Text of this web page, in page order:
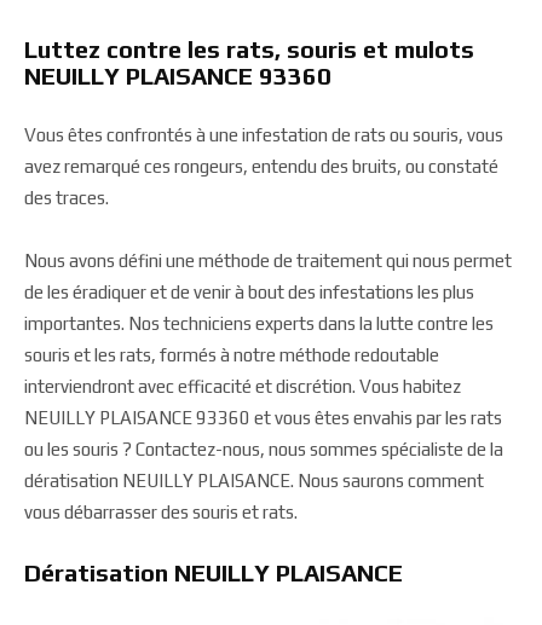
Luttez contre les rats, souris et mulots
NEUILLY PLAISANCE 93360
Vous êtes confrontés à une infestation de rats ou souris, vous
avez remarqué ces rongeurs, entendu des bruits, ou constaté
des traces.
Nous avons défini une méthode de traitement qui nous permet
de les éradiquer et de venir à bout des infestations les plus
importantes. Nos techniciens experts dans la lutte contre les
souris et les rats, formés à notre méthode redoutable
interviendront avec efficacité et discrétion. Vous habitez
NEUILLY PLAISANCE 93360 et vous êtes envahis par les rats
ou les souris ? Contactez-nous, nous sommes spécialiste de la
dératisation NEUILLY PLAISANCE. Nous saurons comment
vous débarrasser des souris et rats.
Dératisation NEUILLY PLAISANCE